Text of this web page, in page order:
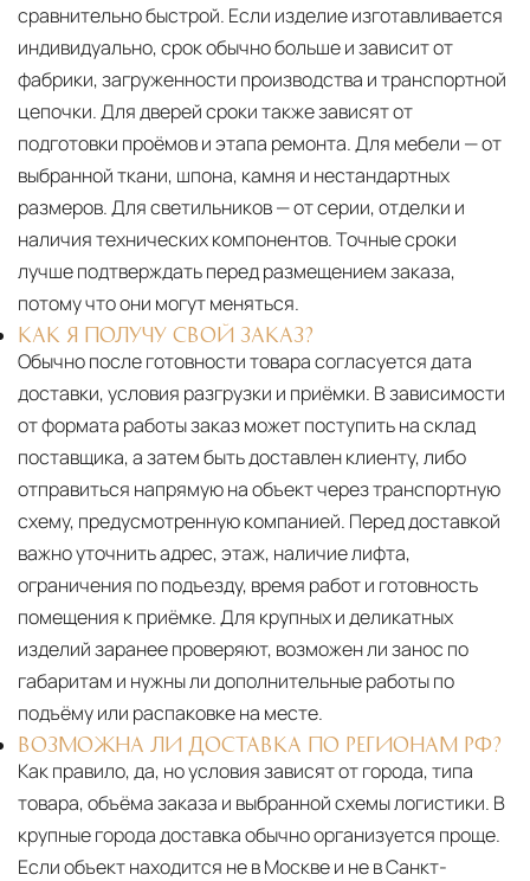
сравнительно быстрой. Если изделие изготавливается
индивидуально, срок обычно больше и зависит от
фабрики, загруженности производства и транспортной
цепочки. Для дверей сроки также зависят от
подготовки проёмов и этапа ремонта. Для мебели — от
выбранной ткани, шпона, камня и нестандартных
размеров. Для светильников — от серии, отделки и
наличия технических компонентов. Точные сроки
лучше подтверждать перед размещением заказа,
потому что они могут меняться.
КАК Я ПОЛУЧУ СВОЙ ЗАКАЗ?
Обычно после готовности товара согласуется дата
доставки, условия разгрузки и приёмки. В зависимости
от формата работы заказ может поступить на склад
поставщика, а затем быть доставлен клиенту, либо
отправиться напрямую на объект через транспортную
схему, предусмотренную компанией. Перед доставкой
важно уточнить адрес, этаж, наличие лифта,
ограничения по подъезду, время работ и готовность
помещения к приёмке. Для крупных и деликатных
изделий заранее проверяют, возможен ли занос по
габаритам и нужны ли дополнительные работы по
подъёму или распаковке на месте.
ВОЗМОЖНА ЛИ ДОСТАВКА ПО РЕГИОНАМ РФ?
Как правило, да, но условия зависят от города, типа
товара, объёма заказа и выбранной схемы логистики. В
крупные города доставка обычно организуется проще.
Если объект находится не в Москве и не в Санкт-